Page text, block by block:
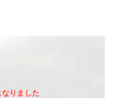
なりました